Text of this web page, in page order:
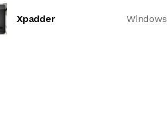
Xpadder Windows